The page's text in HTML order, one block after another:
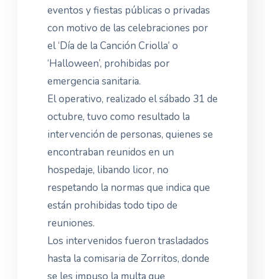
eventos y fiestas públicas o privadas
con motivo de las celebraciones por
el ‘Día de la Canción Criolla’ o
‘Halloween’, prohibidas por
emergencia sanitaria.
El operativo, realizado el sábado 31 de
octubre, tuvo como resultado la
intervención de personas, quienes se
encontraban reunidos en un
hospedaje, libando licor, no
respetando la normas que indica que
están prohibidas todo tipo de
reuniones.
Los intervenidos fueron trasladados
hasta la comisaria de Zorritos, donde